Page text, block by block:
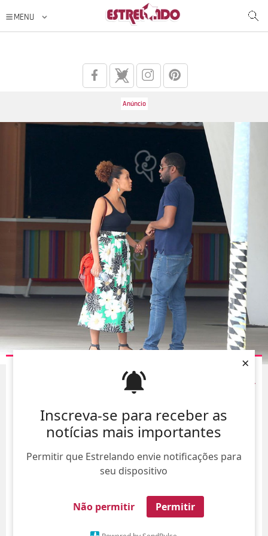
Inscreva-se para receber as
notícias mais importantes
Permitir que Estrelando envie notificações para
seu dispositivo
Não permitir Permitir
×
EM MEIO A RUMORES DE SEPARAÇÃO, MARIA
RIBEIRO APARECE DE MÃOS DADAS COM CAIO BLAT
10/Ago/